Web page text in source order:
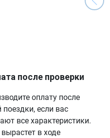
после проверки
оплату после
поездки, если вас
все характеристики.
в ходе